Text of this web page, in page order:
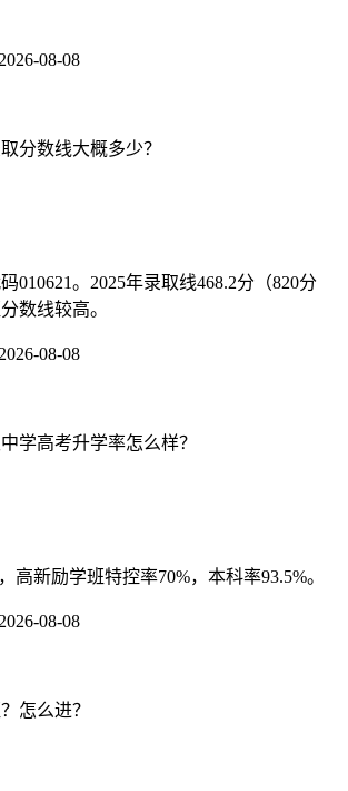
08-08
分数线大概多少？
010621。2025年录取线468.2分（820分
数线较高。
08-08
学高考升学率怎么样？
高新励学班特控率70%，本科率93.5%。
08-08
怎么进？